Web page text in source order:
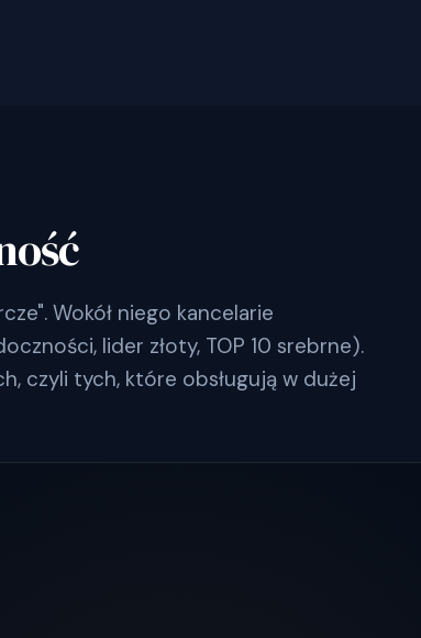
Wokół niego kancelarie
lider złoty, TOP 10 srebrne).
czyli tych, które obsługują w dużej